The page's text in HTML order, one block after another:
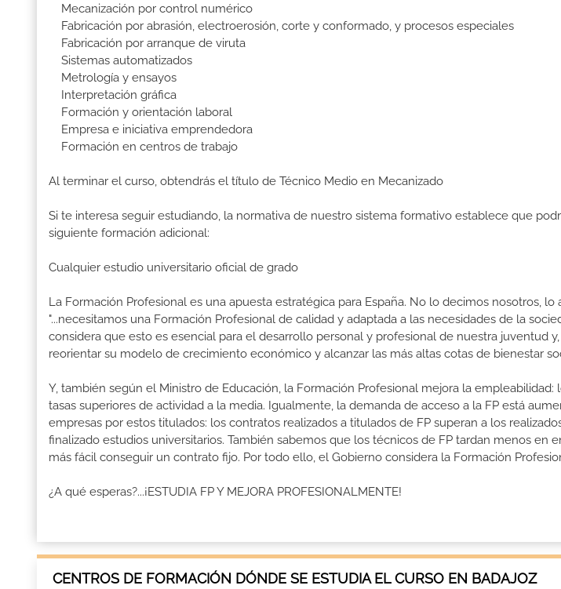
Mecanización por control numérico
Fabricación por abrasión, electroerosión, corte y conformado, y procesos especiales
Fabricación por arranque de viruta
Sistemas automatizados
Metrología y ensayos
Interpretación gráfica
Formación y orientación laboral
Empresa e iniciativa emprendedora
Formación en centros de trabajo
Al terminar el curso, obtendrás el título de Técnico Medio en Mecanizado
Si te interesa seguir estudiando, la normativa de nuestro sistema formativo establece que
siguiente formación adicional:
Cualquier estudio universitario oficial de grado
La Formación Profesional es una apuesta estratégica para España. No lo decimos nosotros, lo
"...necesitamos una Formación Profesional de calidad y adaptada a las necesidades de la
considera que esto es esencial para el desarrollo personal y profesional de nuestra juventud
reorientar su modelo de crecimiento económico y alcanzar las más altas cotas de bienestar
Y, también según el Ministro de Educación, la Formación Profesional mejora la
tasas superiores de actividad a la media. Igualmente, la demanda de acceso a la FP está
empresas por estos titulados: los contratos realizados a titulados de FP superan a los
finalizado estudios universitarios. También sabemos que los técnicos de FP tardan menos en
más fácil conseguir un contrato fijo. Por todo ello, el Gobierno considera la Formación
¿A qué esperas?...¡ESTUDIA FP Y MEJORA PROFESIONALMENTE!
CENTROS DE FORMACIÓN DÓNDE SE ESTUDIA EL CURSO EN BADAJOZ